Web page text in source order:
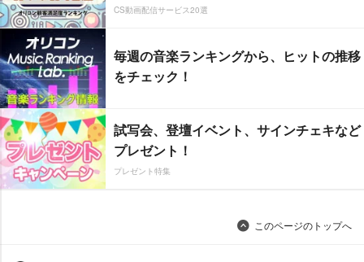
CS動画配信サービス20選
毎週の音楽ランキングから、ヒットの推移
をチェック！
試写会、登壇イベント、サインチェキなど
プレゼント！
プレゼント特集
このページのトップへ